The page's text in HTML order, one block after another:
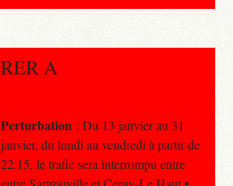
RER A
Perturbation : Du 13 janvier au 31
janvier, du lundi au vendredi à partir de
22:15, le trafic sera interrompu entre